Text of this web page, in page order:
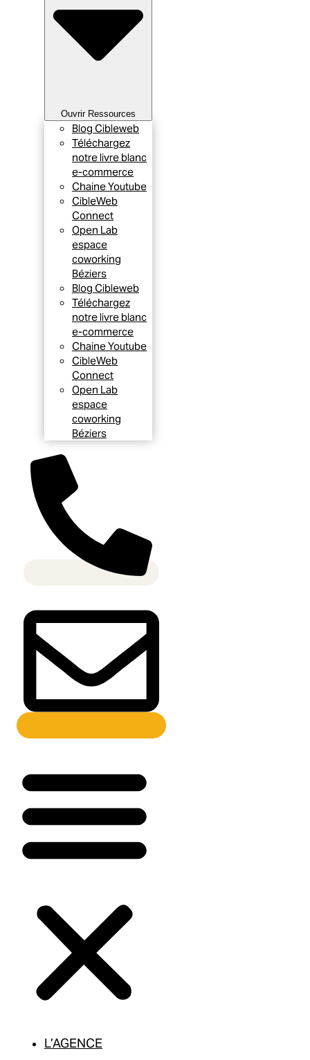
Ouvrir Ressources
Blog Cibleweb
Téléchargez
notre livre blanc
e-commerce
Chaine Youtube
CibleWeb
Connect
Open Lab
espace
coworking
Béziers
Blog Cibleweb
Téléchargez
notre livre blanc
e-commerce
Chaine Youtube
CibleWeb
Connect
Open Lab
espace
coworking
Béziers
L’AGENCE